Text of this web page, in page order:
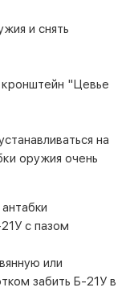
и снять
кронштейн "Цевье
на
оружия очень
с пазом
или
забить Б-21У в